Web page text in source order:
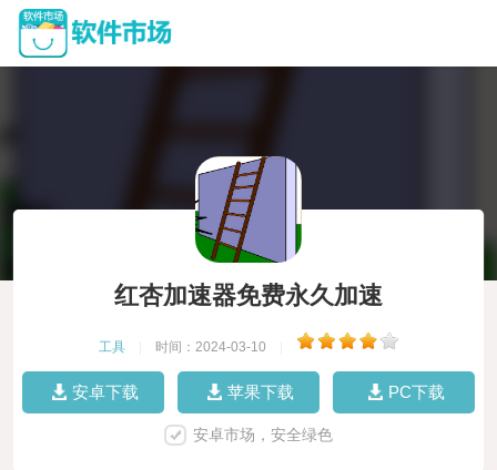
红杏加速器免费永久加速
工具 时间：2024-03-10
安卓下载 苹果下载 PC下载
安卓市场，安全绿色